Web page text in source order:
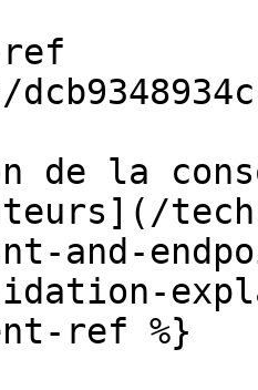
ref
de la
and-
ref %}